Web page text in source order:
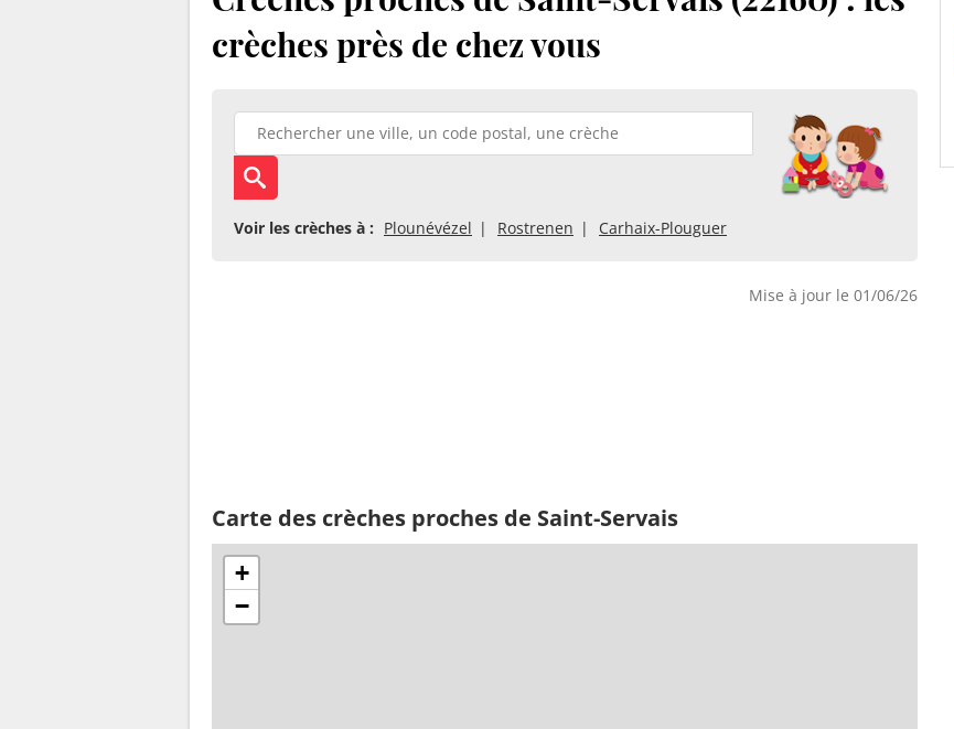
crèches près de chez vous
Voir les crèches à : Plounévézel Rostrenen Carhaix-Plouguer
Mise à jour le 01/06/26
Carte des crèches proches de Saint-Servais
+
−